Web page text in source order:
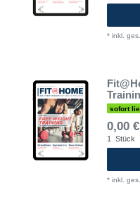
* inkl.
sofort
0,00
1 Stück
* inkl.